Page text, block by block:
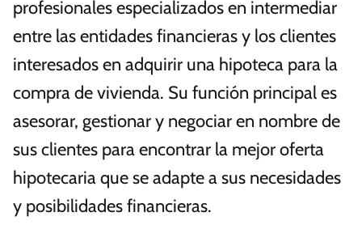
profesionales especializados en intermediar
entre las entidades financieras y los clientes
interesados en adquirir una hipoteca para la
compra de vivienda. Su función principal es
asesorar, gestionar y negociar en nombre de
sus clientes para encontrar la mejor oferta
hipotecaria que se adapte a sus necesidades
y posibilidades financieras.